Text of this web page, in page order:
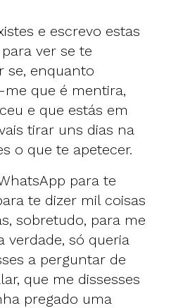
e escrevo estas
ver se te
se, enquanto
me que é mentira,
e que estás em
tirar uns dias na
o que te apetecer.
para te
te dizer mil coisas
sobretudo, para me
verdade, só queria
a perguntar de
que me dissesses
pregado uma